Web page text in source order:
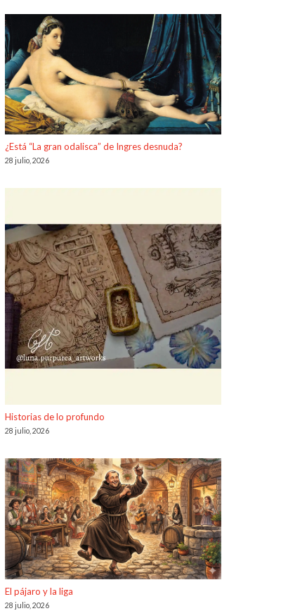
¿Está “La gran odalisca” de Ingres desnuda?
28 julio, 2026
Historias de lo profundo
28 julio, 2026
El pájaro y la liga
28 julio, 2026